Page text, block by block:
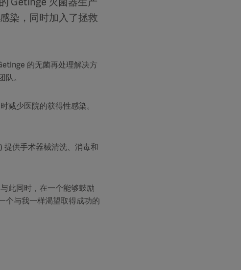
染，同时加入了拯救
的无菌再处理解决方
。
减少医院的获得性感染。
提供手术器械清洗、消毒和
此同时，在一个能够鼓励
个与我一样渴望取得成功的